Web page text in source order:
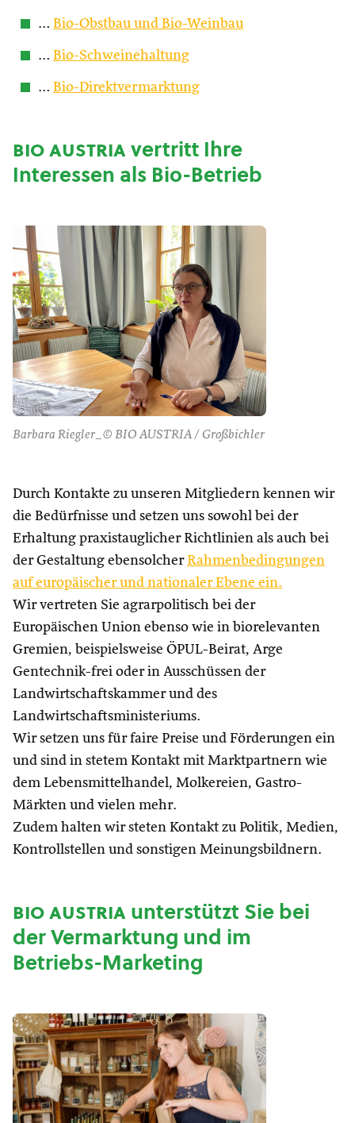
… Bio-Obstbau und Bio-Weinbau
… Bio-Schweinehaltung
… Bio-Direktvermarktung
bio austriavertritt Ihre
Interessen als Bio-Betrieb
Barbara Riegler_© BIO AUSTRIA / Großbichler
Durch Kontakte zu unseren Mitgliedern kennen wir
die Bedürfnisse und setzen uns sowohl bei der
Erhaltung praxistauglicher Richtlinien als auch bei
der Gestaltung ebensolcher Rahmenbedingungen
auf europäischer und nationaler Ebene ein.
Wir vertreten Sie agrarpolitisch bei der
Europäischen Union ebenso wie in biorelevanten
Gremien, beispielsweise ÖPUL-Beirat, Arge
Gentechnik-frei oder in Ausschüssen der
Landwirtschaftskammer und des
Landwirtschaftsministeriums.
Wir setzen uns für faire Preise und Förderungen ein
und sind in stetem Kontakt mit Marktpartnern wie
dem Lebensmittelhandel, Molkereien, Gastro-
Märkten und vielen mehr.
Zudem halten wir steten Kontakt zu Politik, Medien,
Kontrollstellen und sonstigen Meinungsbildnern.
bio austriaunterstützt Sie bei
der Vermarktung und im
Betriebs-Marketing